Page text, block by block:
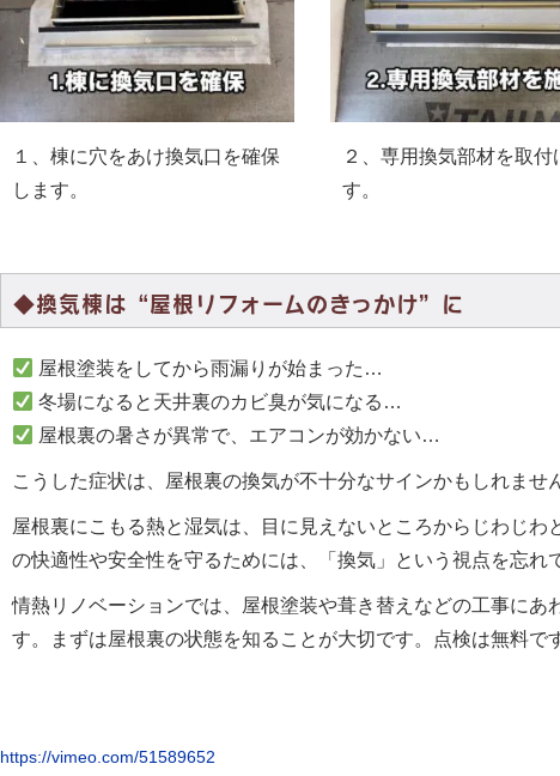
１、棟に穴をあけ換気口を確保
します。
２、専用換気部材を取付
す。
◆換気棟は“屋根リフォームのきっかけ”に
屋根塗装をしてから雨漏りが始まった…
冬場になると天井裏のカビ臭が気になる…
屋根裏の暑さが異常で、エアコンが効かない…
こうした症状は、屋根裏の換気が不十分なサインかもしれませ
屋根裏にこもる熱と湿気は、目に見えないところからじわじ
の快適性や安全性を守るためには、「換気」という視点を忘れ
情熱リノベーションでは、屋根塗装や葺き替えなどの工事にあ
す。まずは屋根裏の状態を知ることが大切です。点検は無料で
https://vimeo.com/51589652